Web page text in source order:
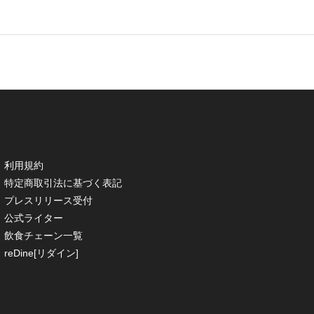
利用規約
特定商取引法に基づく表記
プレスリリース受付
公式ライター
飲食チェーン一覧
reDine[リダイン]